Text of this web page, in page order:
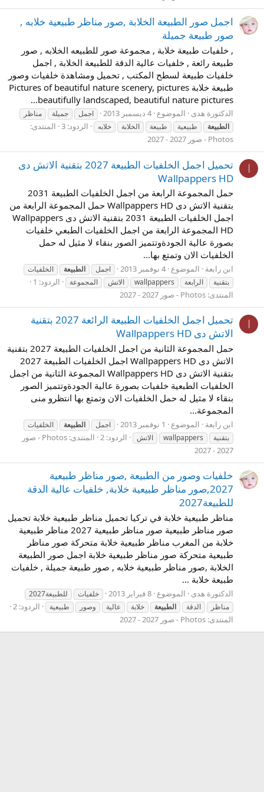
اجمل صور الطبيعة الخلابة ,صور مناظر طبيعية خلابه ,
صور طبيعة جميلة
, خلفيات طبيعة خلابة , مجموعة صور للطبيعه الخلابه , صور
طبيعة رائعة , خلفيات عالية الدقة للطبيعة الخلابة , اجمل
خلفيات طبيعة لسطح المكتب , تحميل ومشاهدة خلفيات وصور
طبيعة خلابة Pictures of beautiful nature scenery, pictures
beautifully landscaped, beautiful nature pictures...
الدكتورة هدى الموضوع 4 ديسمبر 2013 اجمل جميلة
مناظر
الطبيعة
طبيعية طبيعة الخلابة خلابه الردود: 3
المنتدى:
Photos - صور 2027 - 2027
ا
تحميل اجمل الخلفيات الطبيعة 2027 بتقنية الاتش دى
Wallpappers HD
حمل المجموعة الرابعة من اجمل الخلفيات الطبيعة 2031
بتقنية الاتش دى Wallpappers HD حمل المجموعة الرابعة من
اجمل الخلفيات الطبيعة 2031 بتقنية الاتش دى Wallpappers
HD المجموعة الرابعة من اجمل الخلفيات الطبعي خلفيات
بصورة عالية الجودةوتتميز الصور بنقاء لا مثيل له حمل
الخلفيات الان وتمتع بها...
ابن رابعة الموضوع 4 نوفمبر 2013 اجمل الطبيعة
الخلفيات
بتقنية
الرابعة wallpappers الاتش المجموعة
الردود: 1
المنتدى: Photos - صور 2027 - 2027
ا
تحميل اجمل الخلفيات الطبيعة الرائعة 2027 بتقنية
الاتش دى Wallpappers HD
حمل المجموعة الثانية من اجمل الخلفيات الطبيعة 2027 بتقنية
الاتش دى Wallpappers HD اجمل الخلفيات الطبيعة 2027
بتقنية الاتش دى Wallpappers HD المجموعة الثانية من اجمل
الخلفيات الطبعية خلفيات بصورة عالية الجودةوتتميز الصور
بنقاء لا مثيل له حمل الخلفيات الان وتمتع بها انتظرو منى
المجموعة...
ابن رابعة الموضوع 1 نوفمبر 2013 اجمل الطبيعة
الخلفيات
بتقنية
wallpappers الاتش الردود: 2 المنتدى:
Photos - صور
2027 - 2027
خلفيات وصور من الطبيعة ,صور مناظر طبيعية
2027,صور مناظر طبيعية خلابة, خلفيات عالية الدقة
للطبيعة2027
مناظر طبيعية خلابة في تركيا تحميل مناظر طبيعية خلابة تحميل
صور مناظر طبيعية صور مناظر طبيعية 2027 مناظر طبيعية
خلابة من المغرب مناظر طبيعية خلابة متحركة صور مناظر
طبيعية متحركة صور مناظر طبيعية خلابة اجمل صور الطبيعة
الخلابة ,صور مناظر طبيعية خلابه , صور طبيعة جميلة , خلفيات
طبيعة خلابة ...
الدكتورة هدى الموضوع 8 فبراير 2013 خلفيات
للطبيعة2027
مناظر
الدقة الطبيعة خلابة عالية وصور طبيعية
الردود: 2
المنتدى: Photos - صور 2027 - 2027